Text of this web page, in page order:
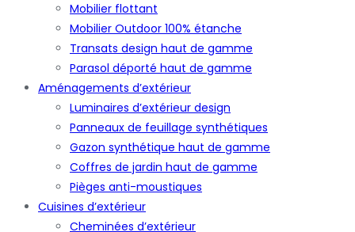
Mobilier flottant
Mobilier Outdoor 100% étanche
Transats design haut de gamme
Parasol déporté haut de gamme
Aménagements d’extérieur
Luminaires d’extérieur design
Panneaux de feuillage synthétiques
Gazon synthétique haut de gamme
Coffres de jardin haut de gamme
Pièges anti-moustiques
Cuisines d’extérieur
Cheminées d’extérieur